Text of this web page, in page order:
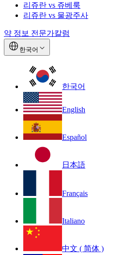
리쥬란 vs 쥬베룩
리쥬란 vs 물광주사
약 정보 전문가칼럼
한국어
한국어
English
Español
日本語
Français
Italiano
中文 ( 简体 )